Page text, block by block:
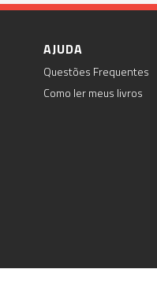
AJUDA
Questões Frequentes
Como ler meus livros